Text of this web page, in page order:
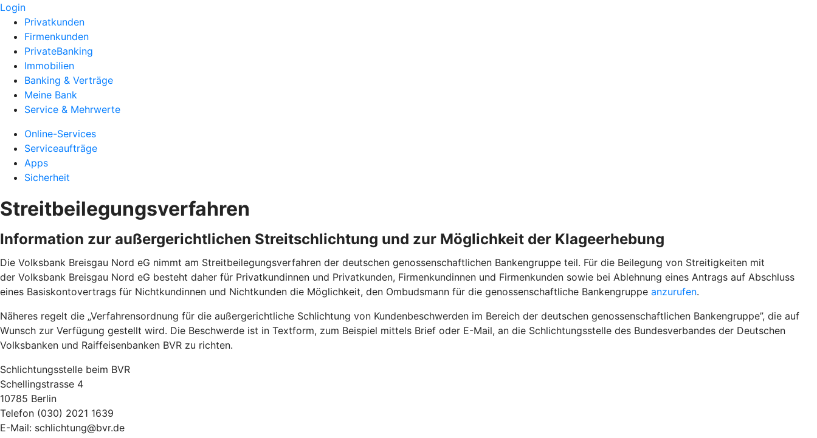
Login
Privatkunden
Firmenkunden
PrivateBanking
Immobilien
Banking & Verträge
Meine Bank
Service & Mehrwerte
Online-Services
Serviceaufträge
Apps
Sicherheit
Streitbeilegungsverfahren
Information zur außergerichtlichen Streitschlichtung und zur Möglichkeit der Klageerhebung
Die Volksbank Breisgau Nord eG nimmt am Streitbeilegungsverfahren der deutschen genossenschaftlichen Bankengruppe teil. Für die Beilegung von Streitigkeiten mit
der Volksbank Breisgau Nord eG besteht daher für Privatkundinnen und Privatkunden, Firmenkundinnen und Firmenkunden sowie bei Ablehnung eines Antrags auf Abschluss
eines Basiskontovertrags für Nichtkundinnen und Nichtkunden die Möglichkeit, den Ombudsmann für die genossenschaftliche Bankengruppe anzurufen.
Näheres regelt die „Verfahrensordnung für die außergerichtliche Schlichtung von Kundenbeschwerden im Bereich der deutschen genossenschaftlichen Bankengruppe”, die auf
Wunsch zur Verfügung gestellt wird. Die Beschwerde ist in Textform, zum Beispiel mittels Brief oder E-Mail, an die Schlichtungsstelle des Bundesverbandes der Deutschen
Volksbanken und Raiffeisenbanken BVR zu richten.
Schlichtungsstelle beim BVR
Schellingstrasse 4
10785 Berlin
Telefon (030) 2021 1639
E-Mail: schlichtung@bvr.de